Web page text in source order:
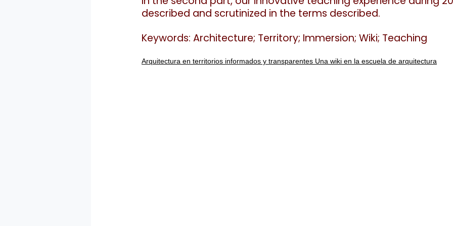
described and scrutinized in the terms described.
Keywords: Architecture; Territory; Immersion; Wiki; Teaching
Arquitectura en territorios informados y transparentes Una wiki en la escuela de arquitectura